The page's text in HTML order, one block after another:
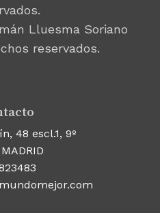
Lluesma Soriano
reservados.
48 escl.1, 9º